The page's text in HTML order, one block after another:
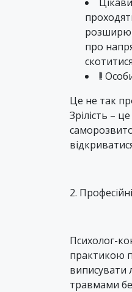
про
!!
Це не так
Зрілість –
2.
Психолог-
практикою
виписувати
травмами